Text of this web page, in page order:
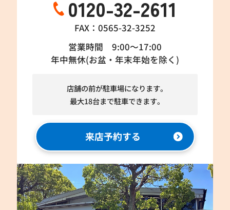
0120-32-2611
FAX：0565-32-3252
営業時間 9:00～17:00
年中無休(お盆・年末年始を除く)
店舗の前が駐車場になります。
最大18台まで駐車できます。
来店予約する